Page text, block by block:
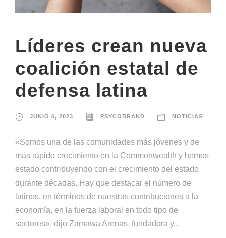
Líderes crean nueva
coalición estatal de
defensa latina
JUNIO 6, 2023 PSYCOBRAND NOTICIAS
«Somos una de las comunidades más jóvenes y de
más rápido crecimiento en la Commonwealth y hemos
estado contribuyendo con el crecimiento del estado
durante décadas. Hay que destacar el número de
latinos, en términos de nuestras contribuciones a la
economía, en la fuerza laboral en todo tipo de
sectores», dijo Zamawa Arenas, fundadora y...